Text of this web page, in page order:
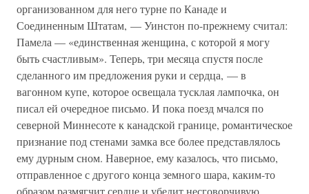
организованном для него турне по Канаде и
Соединенным Штатам, — Уинстон по-прежнему считал:
Памела — «единственная женщина, с которой я могу
быть счастливым». Теперь, три месяца спустя после
сделанного им предложения руки и сердца, — в
вагонном купе, которое освещала тусклая лампочка, он
писал ей очередное письмо. И пока поезд мчался по
северной Миннесоте к канадской границе, романтическое
признание под стенами замка все более представлялось
ему дурным сном. Наверное, ему казалось, что письмо,
отправленное с другого конца земного шара, каким-то
образом размягчит сердце и убедит несговорчивую